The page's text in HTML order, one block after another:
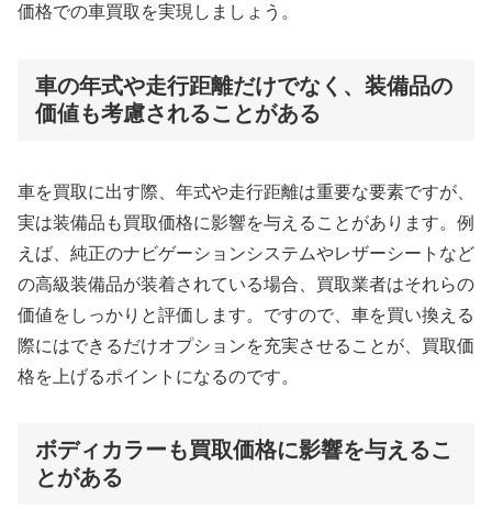
価格での車買取を実現しましょう。
車の年式や走行距離だけでなく、装備品の
価値も考慮されることがある
車を買取に出す際、年式や走行距離は重要な要素ですが、
実は装備品も買取価格に影響を与えることがあります。例
えば、純正のナビゲーションシステムやレザーシートなど
の高級装備品が装着されている場合、買取業者はそれらの
価値をしっかりと評価します。ですので、車を買い換える
際にはできるだけオプションを充実させることが、買取価
格を上げるポイントになるのです。
ボディカラーも買取価格に影響を与えるこ
とがある